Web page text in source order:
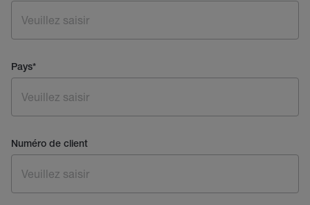
Pays*
Numéro de client